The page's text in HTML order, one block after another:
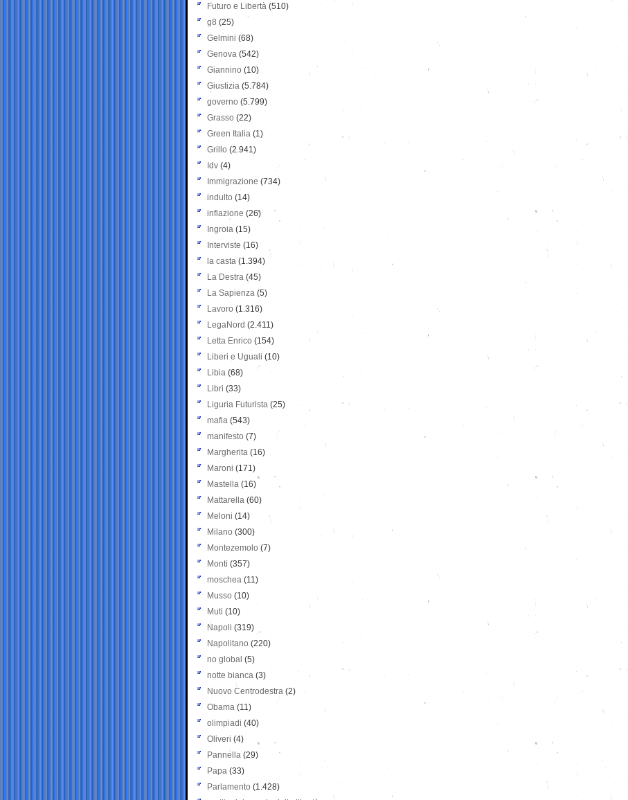
Futuro e Libertà (510)
g8 (25)
Gelmini (68)
Genova (542)
Giannino (10)
Giustizia (5.784)
governo (5.799)
Grasso (22)
Green Italia (1)
Grillo (2.941)
Idv (4)
Immigrazione (734)
indulto (14)
inflazione (26)
Ingroia (15)
Interviste (16)
la casta (1.394)
La Destra (45)
La Sapienza (5)
Lavoro (1.316)
LegaNord (2.411)
Letta Enrico (154)
Liberi e Uguali (10)
Libia (68)
Libri (33)
Liguria Futurista (25)
mafia (543)
manifesto (7)
Margherita (16)
Maroni (171)
Mastella (16)
Mattarella (60)
Meloni (14)
Milano (300)
Montezemolo (7)
Monti (357)
moschea (11)
Musso (10)
Muti (10)
Napoli (319)
Napolitano (220)
no global (5)
notte bianca (3)
Nuovo Centrodestra (2)
Obama (11)
olimpiadi (40)
Oliveri (4)
Pannella (29)
Papa (33)
Parlamento (1.428)